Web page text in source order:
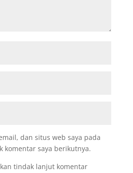
dan situs web saya pada
komentar saya berikutnya.
tindak lanjut komentar